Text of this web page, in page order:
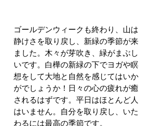
ゴールデンウィークも終わり、山は
静けさを取り戻し、新緑の季節が来
ました。木々が芽吹き、緑がまぶし
いです。白樺の新緑の下でヨガや瞑
想をして大地と自然を感じてはいか
がでしょうか！日々の心の疲れが癒
されるはずです。平日はほとんど人
はいません。自分を取り戻し、いた
わるには最高の季節です。